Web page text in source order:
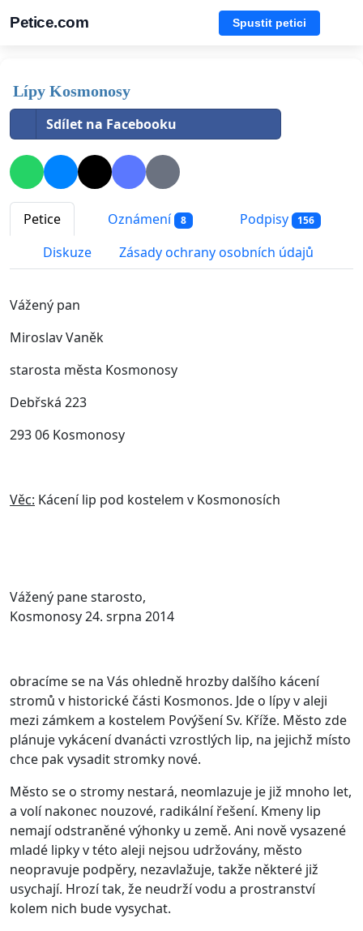
Petice.com Spustit petici
Lípy Kosmonosy
Sdílet na Facebooku
Petice Oznámení 8 Podpisy 156
Diskuze Zásady ochrany osobních údajů
Vážený pan
Miroslav Vaněk
starosta města Kosmonosy
Debřská 223
293 06 Kosmonosy
Věc: Kácení lip pod kostelem v Kosmonosích
Vážený pane starosto,
Kosmonosy 24. srpna 2014
obracíme se na Vás ohledně hrozby dalšího kácení
stromů v historické části Kosmonos. Jde o lípy v aleji
mezi zámkem a kostelem Povýšení Sv. Kříže. Město zde
plánuje vykácení dvanácti vzrostlých lip, na jejichž místo
chce pak vysadit stromky nové.
Město se o stromy nestará, neomlazuje je již mnoho let,
a volí nakonec nouzové, radikální řešení. Kmeny lip
nemají odstraněné výhonky u země. Ani nově vysazené
mladé lipky v této aleji nejsou udržovány, město
neopravuje podpěry, nezavlažuje, takže některé již
usychají. Hrozí tak, že neudrží vodu a prostranství
kolem nich bude vysychat.